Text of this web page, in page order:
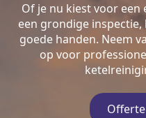
Of je nu kiest voor
een grondige
goede handen. Neem
op voor